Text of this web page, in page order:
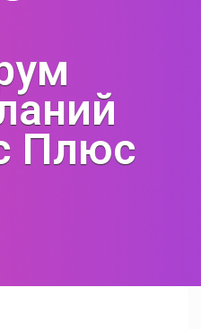
Плюс